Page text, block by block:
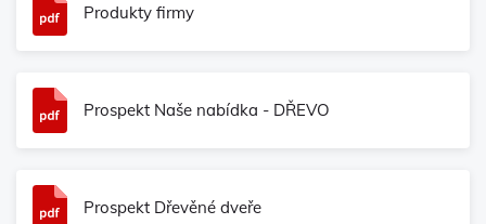
Produkty firmy
Prospekt Naše nabídka - DŘEVO
Prospekt Dřevěné dveře